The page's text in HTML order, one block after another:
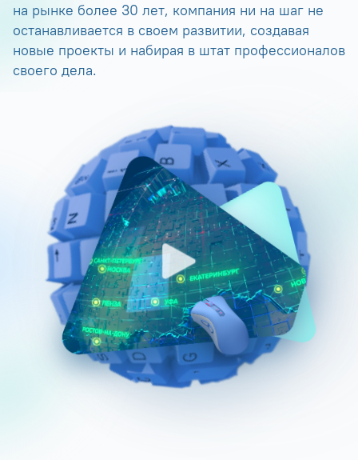
на рынке более 30 лет, компания ни на шаг не
останавливается в своем развитии, создавая
новые проекты и набирая в штат профессионалов
своего дела.